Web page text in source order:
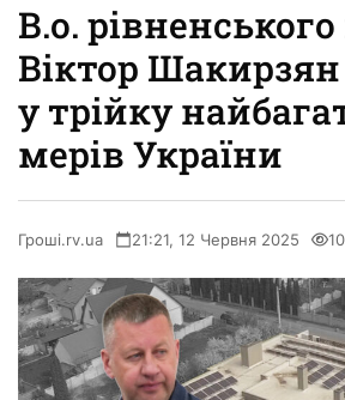
В.о.
Віктор
у трійку
мерів України
Гроші.rv.ua 21:21, 12 Червня 2025